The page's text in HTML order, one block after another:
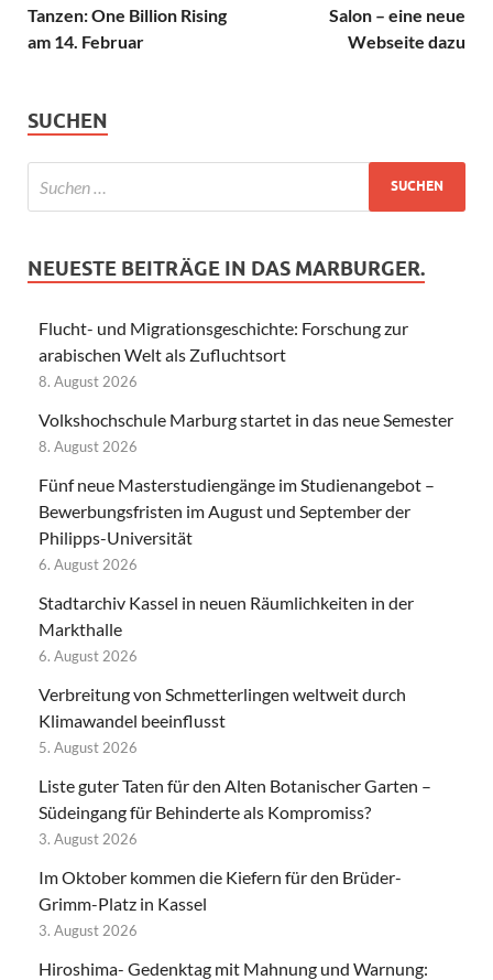
Tanzen: One Billion Rising
am 14. Februar
Salon – eine neue
Webseite dazu
SUCHEN
NEUESTE BEITRÄGE IN DAS MARBURGER.
Flucht- und Migrationsgeschichte: Forschung zur
arabischen Welt als Zufluchtsort
8. August 2026
Volkshochschule Marburg startet in das neue Semester
8. August 2026
Fünf neue Masterstudiengänge im Studienangebot –
Bewerbungsfristen im August und September der
Philipps-Universität
6. August 2026
Stadtarchiv Kassel in neuen Räumlichkeiten in der
Markthalle
6. August 2026
Verbreitung von Schmetterlingen weltweit durch
Klimawandel beeinflusst
5. August 2026
Liste guter Taten für den Alten Botanischer Garten –
Südeingang für Behinderte als Kompromiss?
3. August 2026
Im Oktober kommen die Kiefern für den Brüder-
Grimm-Platz in Kassel
3. August 2026
Hiroshima- Gedenktag mit Mahnung und Warnung: